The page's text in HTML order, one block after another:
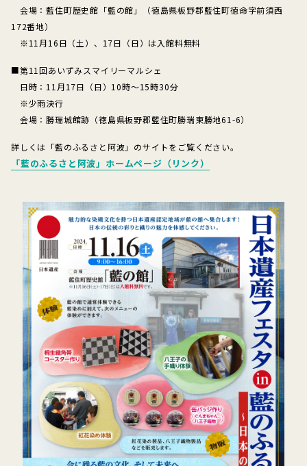
会場：藍住町歴史館「藍の館」（徳島県板野郡藍住町徳命字前須西
172番地）
※11月16日（土）、17日（日）は入館料無料
■第11回あいずみスマイリーマルシェ
日時：11月17日（日）10時～15時30分
※少雨決行
会場：勝瑞城館跡（徳島県板野郡藍住町勝瑞東勝地61-6）
詳しくは「藍のふるさと阿波」のサイトをご覧ください。
「藍のふるさと阿波」ホームページ（リンク）